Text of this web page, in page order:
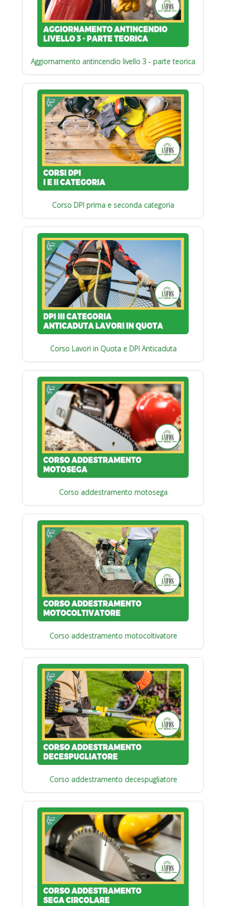
Aggiornamento antincendio livello 3 - parte teorica
Corso DPI prima e seconda categoria
Corso Lavori in Quota e DPI Anticaduta
Corso addestramento motosega
Corso addestramento motocoltivatore
Corso addestramento decespugliatore